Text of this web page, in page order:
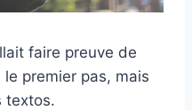
faire preuve de
premier pas, mais
textos.